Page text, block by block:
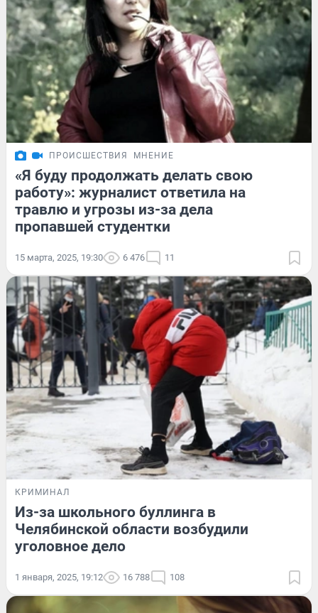
ПРОИСШЕСТВИЯ МНЕНИЕ
«Я буду продолжать делать свою
работу»: журналист ответила на
травлю и угрозы из-за дела
пропавшей студентки
15 марта, 2025, 19:30 6 476 11
КРИМИНАЛ
Из-за школьного буллинга в
Челябинской области возбудили
уголовное дело
1 января, 2025, 19:12 16 788 108